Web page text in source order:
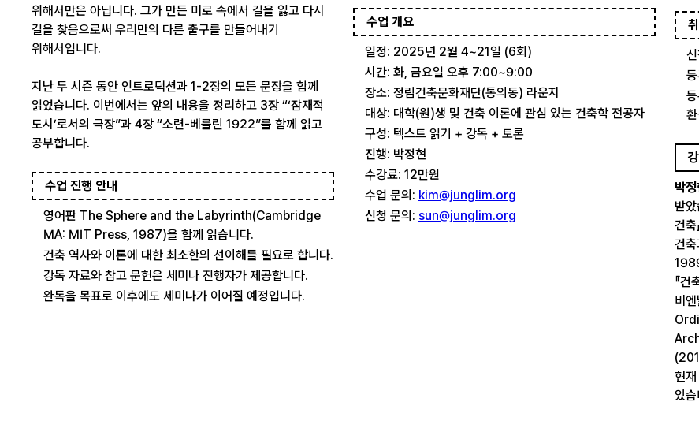
위해서만은 아닙니다. 그가 만든 미로 속에서 길을 잃고 다시
길을 찾음으로써 우리만의 다른 출구를 만들어내기
위해서입니다.
지난 두 시즌 동안 인트로덕션과 1-2장의 모든 문장을 함께
읽었습니다. 이번에서는 앞의 내용을 정리하고 3장 “‘잠재적
도시’로서의 극장”과 4장 “소련-베를린 1922”를 함께 읽고
공부합니다.
수업 진행 안내
영어판 The Sphere and the Labyrinth(Cambridge
MA: MIT Press, 1987)을 함께 읽습니다.
건축 역사와 이론에 대한 최소한의 선이해를 필요로 합니다.
강독 자료와 참고 문헌은 세미나 진행자가 제공합니다.
완독을 목표로 이후에도 세미나가 이어질 예정입니다.
수업 개요
일정: 2025년 2월 4~21일 (6회)
시간: 화, 금요일 오후 7:00~9:00
장소: 정림건축문화재단(통의동) 라운지
대상: 대학(원)생 및 건축 이론에 관심 있는 건축학 전공자
구성: 텍스트 읽기 + 강독 + 토론
진행: 박정현
수강료: 12만원
수업 문의: kim@junglim.org
신청 문의: sun@junglim.org
박정
받
건축
건축
『
비
현
있